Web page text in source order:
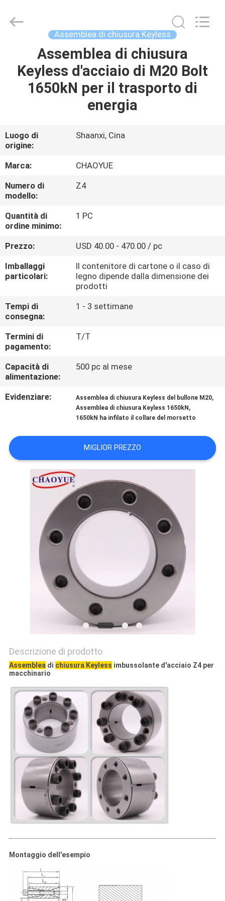
PRODOTTI
NOI
GIRO
DELLA
FABBRICA
CONTROLLO
DI
QUALITÀ
CONTATTICI
NOTIZIA
CASI
RICHIEDA
MAPPA
PRIVACY
POLICY
Chaoyue
Clutch
Assemblea di chiusura Keyless
Assemblea di chiusura
Keyless d'acciaio di M20 Bolt
1650kN per il trasporto di
energia
Luogo di
origine:
Shaanxi, Cina
Marca:
CHAOYUE
Numero di
modello:
Z4
Quantità di
ordine minimo:
1 PC
Prezzo:
USD 40.00 - 470.00 / pc
Imballaggi
particolari:
Il contenitore di cartone o il caso di
legno dipende dalla dimensione dei
prodotti
Tempi di
consegna:
1 - 3 settimane
Termini di
pagamento:
T/T
Capacità di
alimentazione:
500 pc al mese
Evidenziare: Assemblea di chiusura Keyless del bullone M20,
Assemblea di chiusura Keyless 1650kN ,
1650kN ha infilato il collare del morsetto
MIGLIOR PREZZO
Descrizione di prodotto
Assembleadi chiusura Keyless imbussolante d'acciaio Z4 per
macchinario
Montaggio dell'esempio